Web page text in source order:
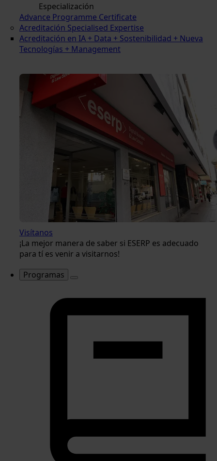
Especialización
Advance Programme Certificate
Acreditación Specialised Expertise
Acreditación en IA + Data + Sostenibilidad + Nueva
Tecnologías + Management
Visítanos
¡La mejor manera de saber si ESERP es adecuado
para tí es venir a visitarnos!
Programas